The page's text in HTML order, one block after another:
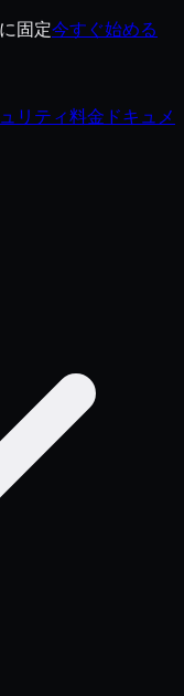
固定今すぐ始める
リティ料金 ドキュメ